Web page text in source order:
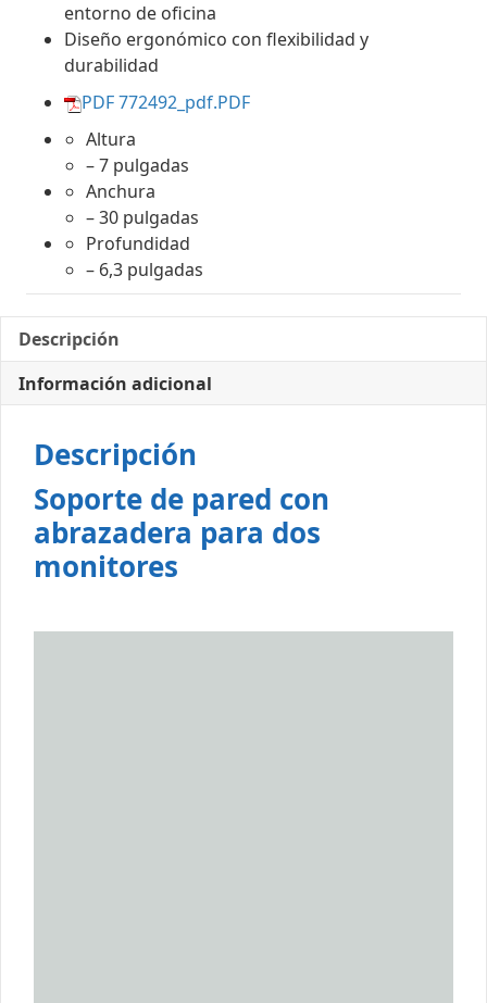
entorno de oficina
Diseño ergonómico con flexibilidad y
durabilidad
PDF 772492_pdf.PDF
Altura
– 7 pulgadas
Anchura
– 30 pulgadas
Profundidad
– 6,3 pulgadas
Descripción
Información adicional
Descripción
Soporte de pared con
abrazadera para dos
monitores